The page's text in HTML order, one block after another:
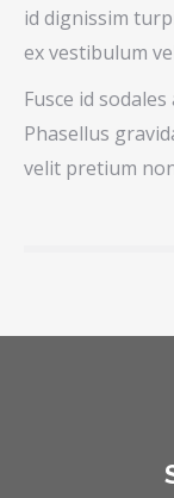
id dignissim
ex vestibulum
Fusce id
Phasellus
velit pretium